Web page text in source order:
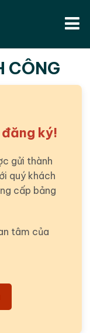
CÔNG
ký!
gửi thành
quý khách
cấp bảng
tâm của